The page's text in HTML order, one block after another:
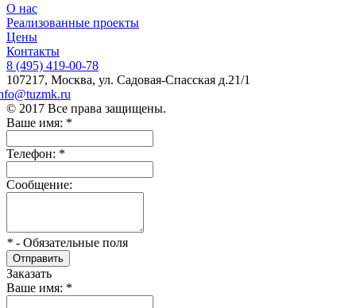
О нас
Реализованные проекты
Цены
Контакты
8 (495) 419-00-78
107217, Москва, ул. Садовая-Спасская д.21/1
© 2017 Все права защищены.
Ваше имя: *
Телефон: *
Сообщение:
* - Обязательные поля
Отправить
Заказать
Ваше имя: *